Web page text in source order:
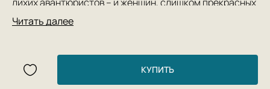
для обычной жизни. В нем кипят необычайные страсти
– и происходят невероятные события.
становятся своеобразным «волшебным зеркалом»,
сквозь которое читателю является подлинная
история Латинской Америки…
Читать далее
КУПИТЬ